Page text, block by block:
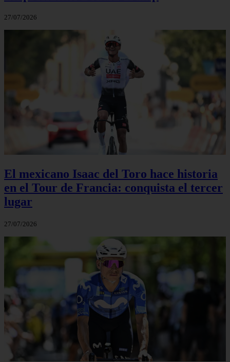
27/07/2026
El mexicano Isaac del Toro hace historia
en el Tour de Francia: conquista el tercer
lugar
27/07/2026